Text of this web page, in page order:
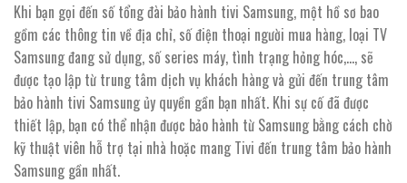
Khi bạn gọi đến số tổng đài bảo hành tivi Samsung, một hồ sơ bao
gồm các thông tin về địa chỉ, số điện thoại người mua hàng, loại TV
Samsung đang sử dụng, số series máy, tình trạng hỏng hóc,…, sẽ
được tạo lập từ trung tâm dịch vụ khách hàng và gửi đến trung tâm
bảo hành tivi Samsung ủy quyền gần bạn nhất. Khi sự cố đã được
thiết lập, bạn có thể nhận được bảo hành từ Samsung bằng cách chờ
kỹ thuật viên hỗ trợ tại nhà hoặc mang Tivi đến trung tâm bảo hành
Samsung gần nhất.